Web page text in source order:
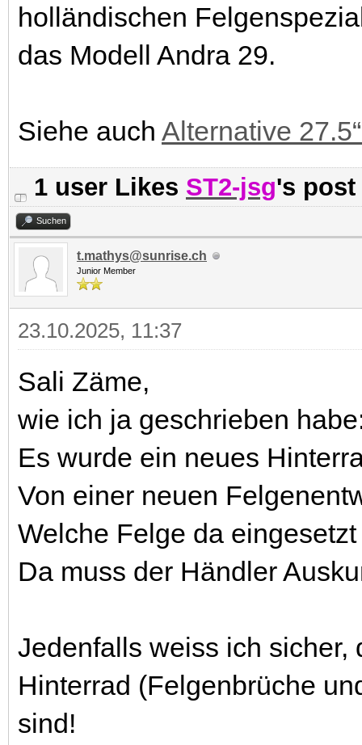
holländischen
das Modell Andra 29.
Siehe auch Alternative
1 user Likes ST2-jsg's post
Suchen
t.mathys@sunrise.ch
Junior Member
23.10.2025, 11:37
Sali Zäme,
wie ich ja geschrieben
Es wurde ein neues
Von einer neuen
Welche Felge da
Da muss der Händler
Jedenfalls weiss ich sicher,
Hinterrad (Felgenbrüche
sind!